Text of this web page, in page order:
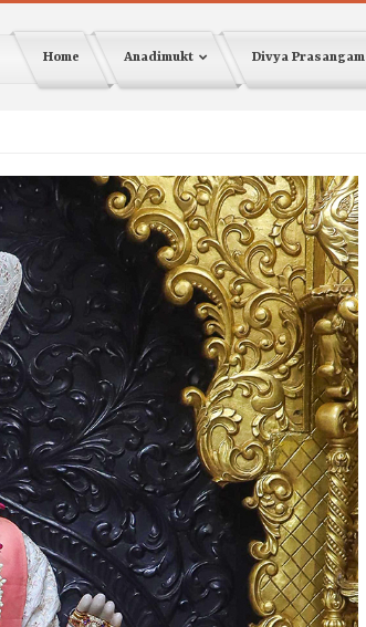
Home Anadimukt Divya Prasangam